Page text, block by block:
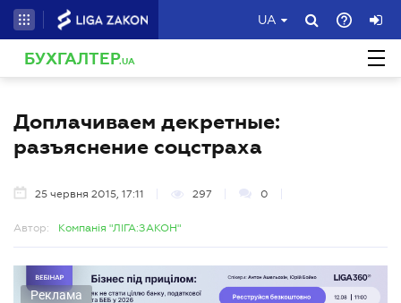
UA
БУХГАЛТЕР.UA
Доплачиваем декретные:
разъяснение соцстраха
25 червня 2015, 17:11 297 0
Автор: Компанія "ЛІГА:ЗАКОН"
Реклама